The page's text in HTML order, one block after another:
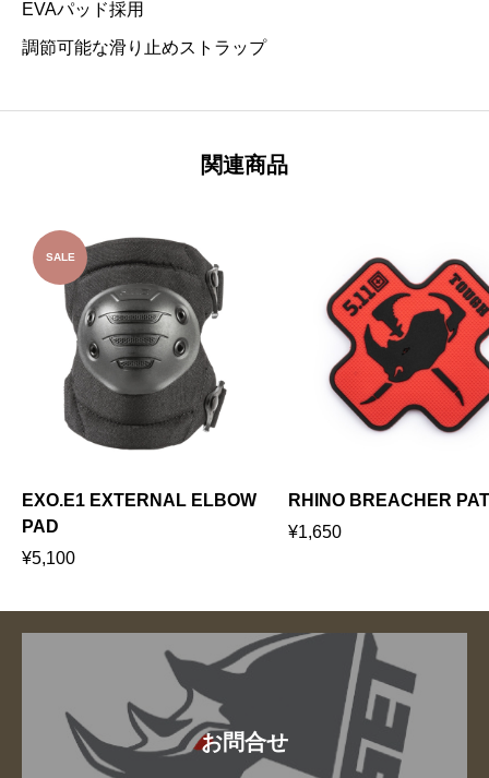
EVAパッド採用
調節可能な滑り止めストラップ
関連商品
SALE
EXO.E1 EXTERNAL ELBOW
PAD
元
価
格
¥5,100現
の
価
¥
5
RHINO BREACHER
¥1,650
お問合せ